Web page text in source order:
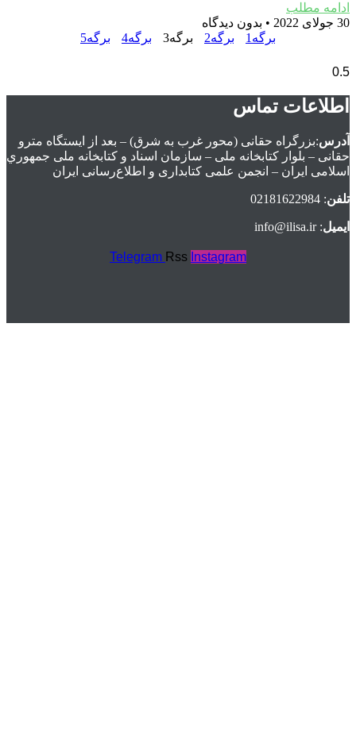
ادامه مطلب
30 جولای 2022
بدون دیدگاه
برگه 1 برگه2 برگه3 برگه4 برگه5
اطلاعات تماس
آدرس:بزرگراه حقانی (محور غرب به شرق) – بعد از ايستگاه مترو
حقانی – بلوار كتابخانه ملی – سازمان اسناد و كتابخانه ملی جمهوري
اسلامی ايران – انجمن علمی کتابداری و اطلاع‌رسانی ایران
تلفن: 02181622984
ایمیل: info@ilisa.ir
Telegram Rss Instagram